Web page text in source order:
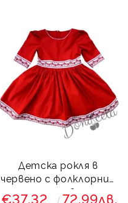
Детска рокля в
червено с фолклорни/
етно мотиви тип
€37.32 72.99лв.